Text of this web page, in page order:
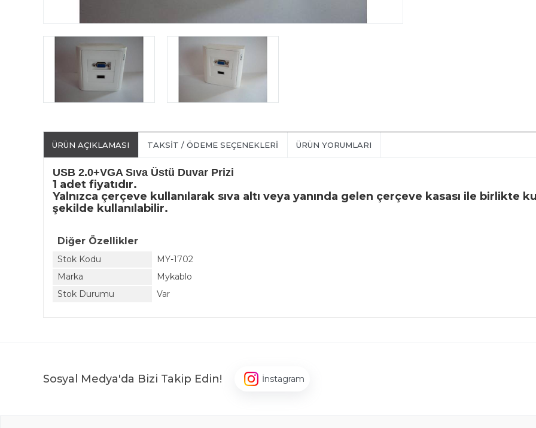
ÜRÜN AÇIKLAMASI TAKSIT / ÖDEME SEÇENEKLERI ÜRÜN YORUMLARI
USB 2.0+VGA Sıva Üstü Duvar Prizi
1 adet fiyatıdır.
Yalnızca çerçeve kullanılarak sıva altı veya yanında gelen çerçeve kasası ile birlikte
şekilde kullanılabilir.
Diğer Özellikler
Stok Kodu
MY-1702
Marka
Mykablo
Stok Durumu
Var
Sosyal Medya'da Bizi Takip Edin! İnstagram